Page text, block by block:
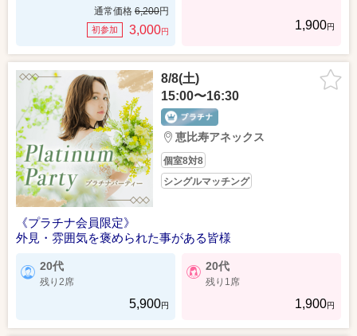
通常価格 6,200円
初参加 3,000円 1,900円
8/8(土)
15:00〜16:30
恵比寿アネックス
個室8対8
シングルマッチング
《プラチナ会員限定》
外見・雰囲気を褒められた事がある皆様
20代
残り2席
5,900円
20代
残り1席
1,900円